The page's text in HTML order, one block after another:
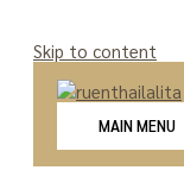
Skip to content
MAIN MENU